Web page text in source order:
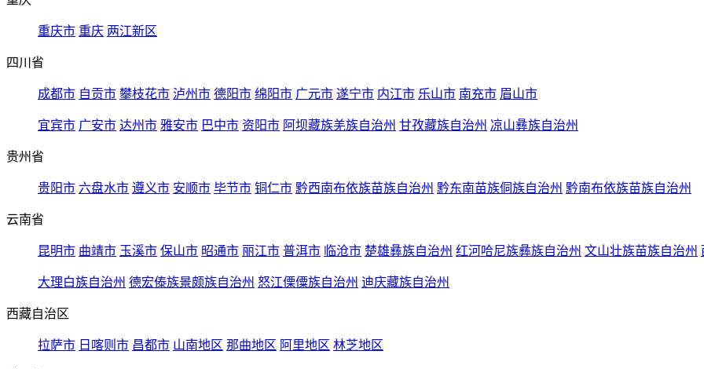
重庆市 重庆 两江新区
四川省
成都市 自贡市 攀枝花市 泸州市 德阳市 绵阳市 广元市 遂宁市 内江市 乐山市 南充市 眉山市
宜宾市 广安市 达州市 雅安市 巴中市 资阳市 阿坝藏族羌族自治州 甘孜藏族自治州 凉山彝族自治州
贵州省
贵阳市 六盘水市 遵义市 安顺市 毕节市 铜仁市 黔西南布依族苗族自治州 黔东南苗族侗族自治州 黔南布依族苗族自治州
云南省
昆明市 曲靖市 玉溪市 保山市 昭通市 丽江市 普洱市 临沧市 楚雄彝族自治州 红河哈尼族彝族自治州 文山壮族苗族自治州
大理白族自治州 德宏傣族景颇族自治州 怒江傈僳族自治州 迪庆藏族自治州
西藏自治区
拉萨市 日喀则市 昌都市 山南地区 那曲地区 阿里地区 林芝地区